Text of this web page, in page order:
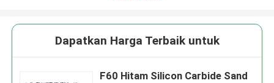
Dapatkan Harga Terbaik untuk
F60 Hitam Silicon Carbide Sand